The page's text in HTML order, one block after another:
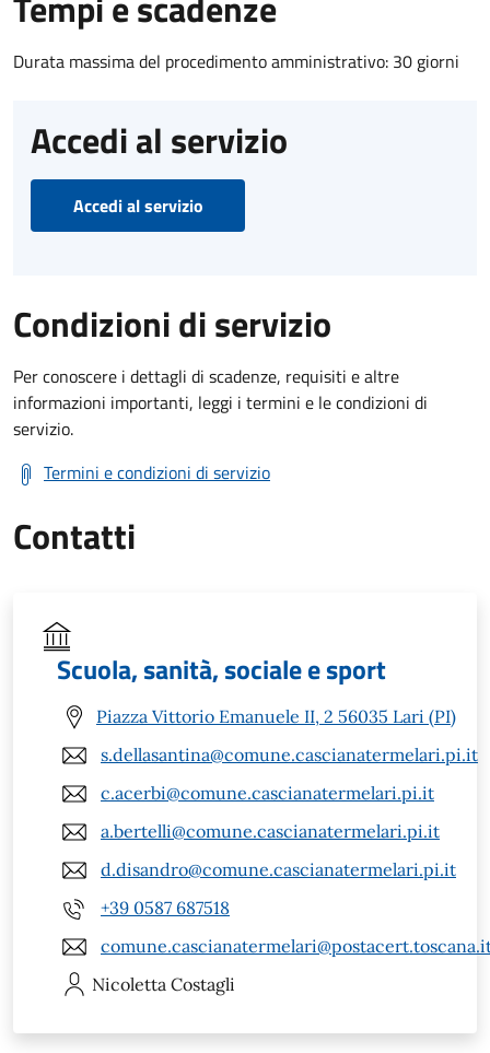
Durata massima del procedimento amministrativo: 30 giorni
Accedi al servizio
Accedi al servizio
Condizioni di servizio
Per conoscere i dettagli di scadenze, requisiti e altre
informazioni importanti, leggi i termini e le condizioni di
servizio.
Termini e condizioni di servizio
Contatti
Scuola, sanità, sociale e sport
Piazza Vittorio Emanuele II, 2 56035 Lari (PI)
s.dellasantina@comune.cascianatermelari.pi.it
c.acerbi@comune.cascianatermelari.pi.it
a.bertelli@comune.cascianatermelari.pi.it
d.disandro@comune.cascianatermelari.pi.it
+39 0587 687518
Nicoletta Costagli